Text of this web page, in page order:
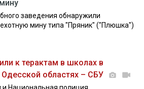
заведения обнаружили
мину типа "Пряник" ("Плюшка")
к терактам в школах в
областях – СБУ